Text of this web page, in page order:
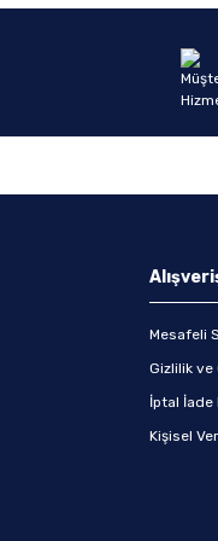
Mesafeli
Gizlilik ve
İptal İade
Kişisel